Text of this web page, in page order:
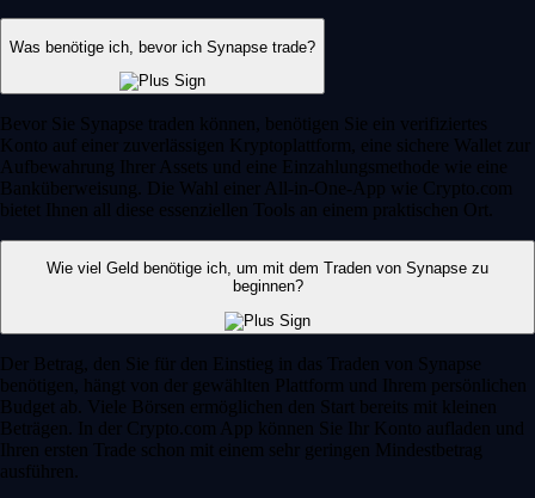
Was benötige ich, bevor ich Synapse trade?
Bevor Sie Synapse traden können, benötigen Sie ein verifiziertes
Konto auf einer zuverlässigen Kryptoplattform, eine sichere Wallet zur
Aufbewahrung Ihrer Assets und eine Einzahlungsmethode wie eine
Banküberweisung. Die Wahl einer All-in-One-App wie Crypto.com
bietet Ihnen all diese essenziellen Tools an einem praktischen Ort.
Wie viel Geld benötige ich, um mit dem Traden von Synapse zu
beginnen?
Der Betrag, den Sie für den Einstieg in das Traden von Synapse
benötigen, hängt von der gewählten Plattform und Ihrem persönlichen
Budget ab. Viele Börsen ermöglichen den Start bereits mit kleinen
Beträgen. In der Crypto.com App können Sie Ihr Konto aufladen und
Ihren ersten Trade schon mit einem sehr geringen Mindestbetrag
ausführen.